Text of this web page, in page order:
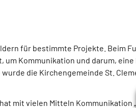
für bestimmte Projekte. Beim
Kommunikation und darum, eine
die Kirchengemeinde St.
mit vielen Mitteln Kommunikation